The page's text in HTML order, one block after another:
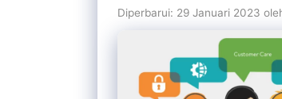
Diperbarui: 29 Januari 2023